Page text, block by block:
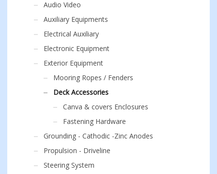
Audio Video
Auxiliary Equipments
Electrical Auxiliary
Electronic Equipment
Exterior Equipment
Mooring Ropes / Fenders
Deck Accessories
Canva & covers Enclosures
Fastening Hardware
Grounding - Cathodic -Zinc Anodes
Propulsion - Driveline
Steering System